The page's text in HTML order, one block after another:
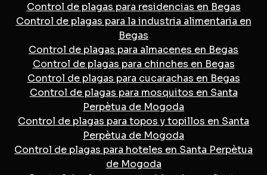
Control de plagas para residencias en Begas
Control de plagas para la industria alimentaria en
Begas
Control de plagas para almacenes en Begas
Control de plagas para chinches en Begas
Control de plagas para cucarachas en Begas
Control de plagas para mosquitos en Santa
Perpètua de Mogoda
Control de plagas para topos y topillos en Santa
Perpètua de Mogoda
Control de plagas para hoteles en Santa Perpètua
de Mogoda